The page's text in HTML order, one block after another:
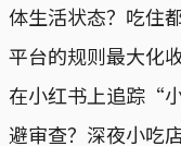
体生活状态？吃住
平台的规则最大化
在小红书上追踪“
避审查？深夜小吃